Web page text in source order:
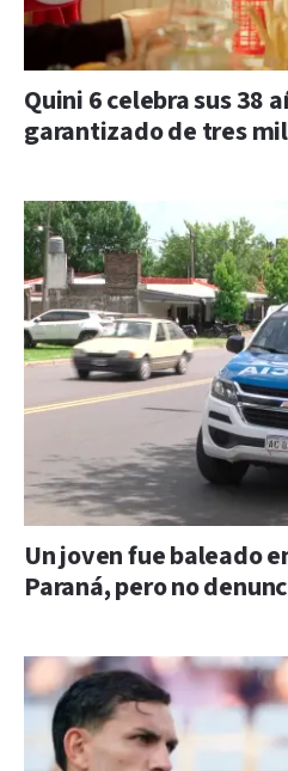
Quini 6 celebra sus 38
garantizado de tres
Un joven fue baleado
Paraná, pero no